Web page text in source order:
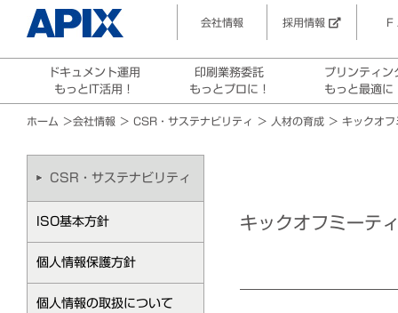
会社情報 採用情報 F
ドキュメント運用
もっとIT活用！
印刷業務委託
もっとプロに！
プリンティン
もっと最適に
ホーム ＞会社情報 ＞ CSR・サステナビリティ ＞ 人材の育成 ＞ キックオ
キックオフミーテ
CSR・サステナビリティ
ISO基本方針
個人情報保護方針
個人情報の取扱について